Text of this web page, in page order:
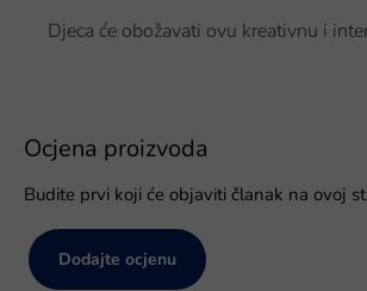
Djeca će obožavati ovu kreativnu i
Ocjena proizvoda
Budite prvi koji će objaviti članak na ovoj
Dodajte ocjenu